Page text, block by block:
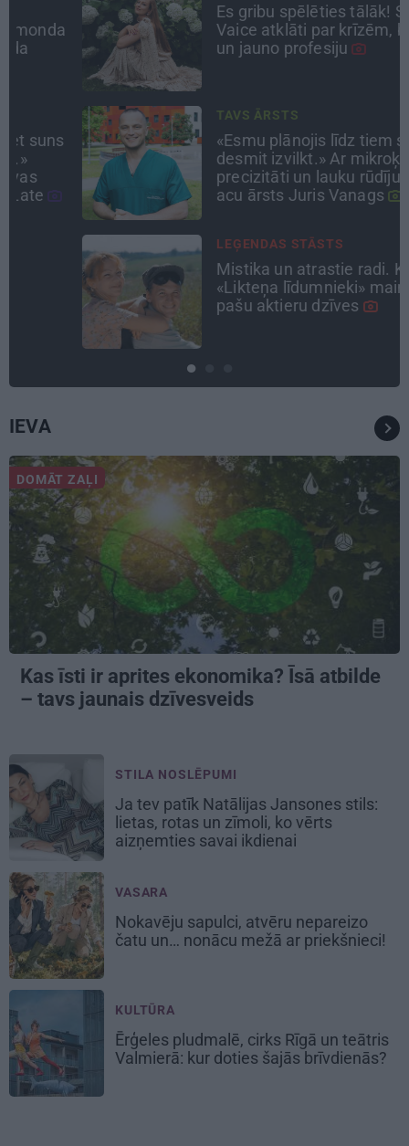
Es gribu spēlēties tālāk! Sonora
Vaice atklāti par krīzēm, bērniem
un jauno profesiju
TAVS ĀRSTS
«Esmu plānojis līdz tiem simtu
desmit izvilkt.» Ar mikroķirurga
precizitāti un lauku rūdījumu –
acu ārsts Juris Vanags
LEĢENDAS STĀSTS
Mistika un atrastie radi. Kā
«Likteņa līdumnieki» mainīja
pašu aktieru dzīves
IEVA
DOMĀT ZAĻI
Kas īsti ir aprites ekonomika? Īsā atbilde
– tavs jaunais dzīvesveids
STILA NOSLĒPUMI
Ja tev patīk Natālijas Jansones stils:
lietas, rotas un zīmoli, ko vērts
aizņemties savai ikdienai
VASARA
Nokavēju sapulci, atvēru nepareizo
čatu un… nonācu mežā ar priekšnieci!
KULTŪRA
Ērģeles pludmalē, cirks Rīgā un teātris
Valmierā: kur doties šajās brīvdienās?